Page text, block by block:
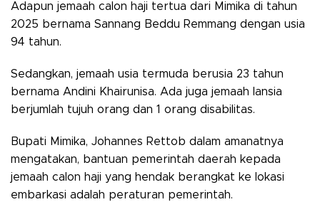
Adapun jemaah calon haji tertua dari Mimika di tahun
2025 bernama Sannang Beddu Remmang dengan usia
94 tahun.
Sedangkan, jemaah usia termuda berusia 23 tahun
bernama Andini Khairunisa. Ada juga jemaah lansia
berjumlah tujuh orang dan 1 orang disabilitas.
Bupati Mimika, Johannes Rettob dalam amanatnya
mengatakan, bantuan pemerintah daerah kepada
jemaah calon haji yang hendak berangkat ke lokasi
embarkasi adalah peraturan pemerintah.